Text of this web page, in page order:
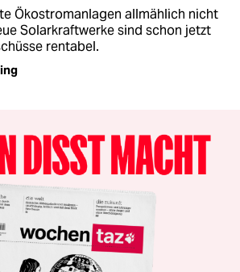
Ökostromanlagen allmählich nicht
Solarkraftwerke sind schon jetzt
rentabel.